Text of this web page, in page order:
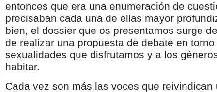
entonces que era una enumeración de
precisaban cada una de ellas mayor
bien, el dossier que os presentamos surge
de realizar una propuesta de debate en
sexualidades que disfrutamos y a los
habitar.
Cada vez son más las voces que reivindican